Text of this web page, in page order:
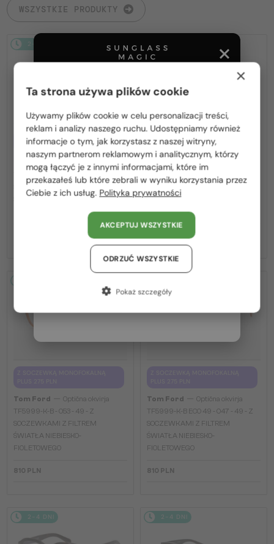
WSZYSTKIE PRODUKTY
2-4 DNI
Z SOCZEWKĄ MONOFOKALNĄ
PLUS 275 PLN
—
Optična okvirja
TF5998-K-B - 020 - 51 - Z
SOCZEWKAMI Z FILTREM
2-4 DNI
Z SOCZEWKĄ MONOFOKALNĄ
PLUS 275 PLN
Tom Ford —
Optična okvirja
TF5998-K-B ECO - 001 - 51 - Z
SOCZEWKAMI Z FILTREM
ŚWIATŁA NIEBIESKO-
FIOLETOWEGO
Tom Ford
Optična okvirja
TF5999-K-B - 053 - 49 - Z
SOCZEWKAMI Z FILTREM
ŚWIATŁA NIEBIESKO-
FIOLETOWEGO
810 PLN
Tom Ford
Optična okvirja
TF5999-K-B ECO 49 - 047 - 49 - Z
SOCZEWKAMI Z FILTREM
ŚWIATŁA NIEBIESKO-
FIOLETOWEGO
810 PLN
2-4 DNI 2-4 DNI
Proszę wybierz z listy odpowiedni dla Ciebie kraj:
Polska / PL
România / RO
Magyarország / HU
United Arab Emirates / EN
Austria / AT
Niemcy / DE
×
Ta strona używa plików cookie
Używamy plików cookie w celu personalizacji treści,
reklam i analizy naszego ruchu. Udostępniamy również
informacje o tym, jak korzystasz z naszej witryny,
naszym partnerom reklamowym i analitycznym, którzy
mogą łączyć je z innymi informacjami, które im
przekazałeś lub które zebrali w wyniku korzystania przez
Ciebie z ich usług. Polityka prywatności
AKCEPTUJ WSZYSTKIE
ODRZUĆ WSZYSTKIE
Pokaż szczegóły